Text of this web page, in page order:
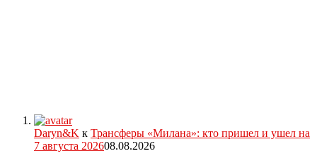
Daryn&K к Трансферы «Милана»: кто пришел и ушел на
7 августа 202608.08.2026